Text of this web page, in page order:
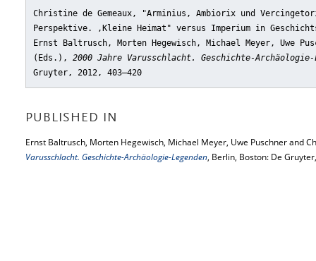
Christine de Gemeaux, "Arminius, Ambiorix und
Perspektive. ‚Kleine Heimat" versus Imperium in
Ernst Baltrusch, Morten Hegewisch, Michael Meyer, Uwe
(Eds.), 2000 Jahre Varusschlacht. Geschichte-Archäologie-
Gruyter, 2012, 403–420
PUBLISHED IN
Ernst Baltrusch, Morten Hegewisch, Michael Meyer, Uwe Puschner and
Varusschlacht. Geschichte-Archäologie-Legenden, Berlin, Boston: De